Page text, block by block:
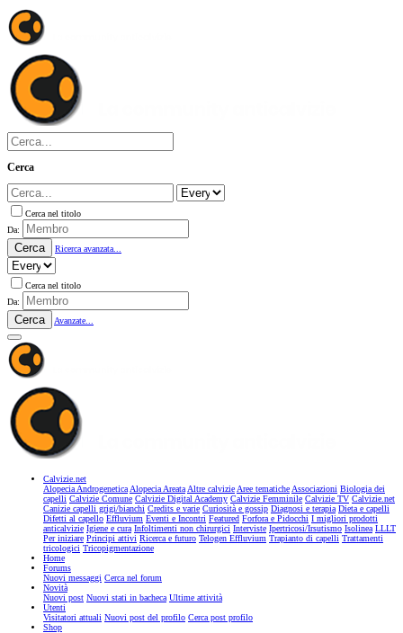
Cerca
Cerca nel titolo
Da:
Cerca Ricerca avanzata...
Cerca nel titolo
Da:
Cerca Avanzate...
Calvizie.net
Alopecia AndrogeneticaAlopecia AreataAltre calvizieAree tematicheAssociazioni Biologia dei
capelli Calvizie Comune Calvizie Digital Academy Calvizie Femminile Calvizie TV Calvizie.net
Canizie capelli grigi/bianchi Credits e varie Curiosità e gossip Diagnosi e terapia Dieta e capelli
Difetti al capello Effluvium Eventi e Incontri Featured Forfora e Pidocchi I migliori prodotti
anticalvizie Igiene e cura Infoltimenti non chirurgici Interviste Ipertricosi/Irsutismo Isolinea LLLT
Per iniziare Principi attivi Ricerca e futuro Telogen Effluvium Trapianto di capelli Trattamenti
tricologici Tricopigmentazione
Home
Forums
Nuovi messaggi Cerca nel forum
Novità
Nuovi post Nuovi stati in bacheca Ultime attività
Utenti
Visitatori attuali Nuovi post del profilo Cerca post profilo
Shop